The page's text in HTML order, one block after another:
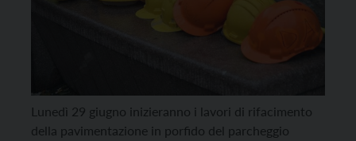
Lunedì 29 giugno inizieranno i lavori di rifacimento
della pavimentazione in porfido del parcheggio